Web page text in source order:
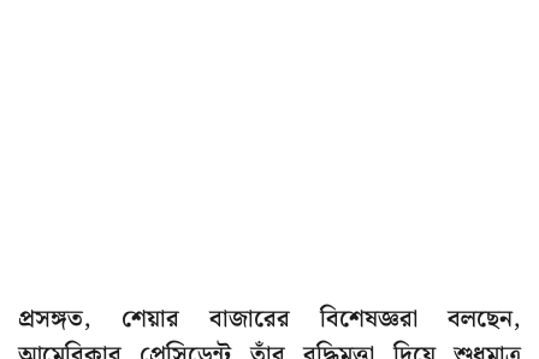
প্রসঙ্গত, শেয়ার বাজারের বিশেষজ্ঞরা বলছেন,